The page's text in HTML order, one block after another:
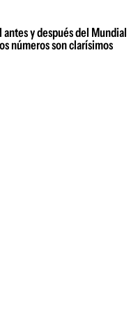
antes y después del Mundial
números son clarísimos